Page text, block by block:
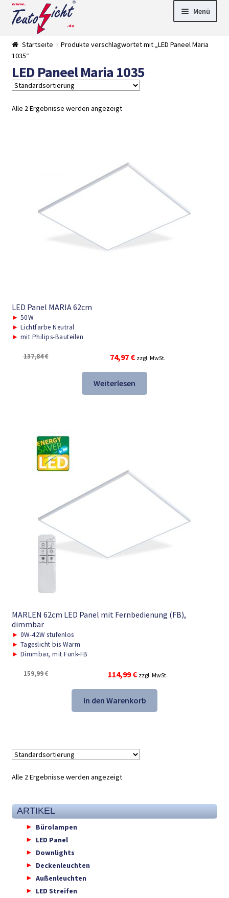
Zur
Navigation
springen
Springe
zum
Menü
► LED Panel
►
Startseite
Produkte verschlagwortet mit „LED Paneel Maria
1035“
LED Paneel Maria 1035
Alle 2 Ergebnisse werden angezeigt
LED Panel MARIA 62cm
► 50W
► Lichtfarbe Neutral
► mit Philips-Bauteilen
137,84€
Ursprünglicher
Preis
war:
137,84 €
74,97 €Aktueller
Preis
ist:
74,97 €.
zzgl. MwSt.
Weiterlesen
MARLEN 62cm LED Panel mit Fernbedienung (FB),
dimmbar
► 0W-42W stufenlos
► Tageslicht bis Warm
► Dimmbar, mit Funk-FB
159,99€
Ursprünglicher
Preis
war:
159,99 €
114,99€Aktueller
Preis
ist:
114,99 €.
zzgl. MwSt.
In den Warenkorb
Alle 2 Ergebnisse werden angezeigt
ARTIKEL
Bürolampen
LED Panel
Downlights
Deckenleuchten
Außenleuchten
LED Streifen